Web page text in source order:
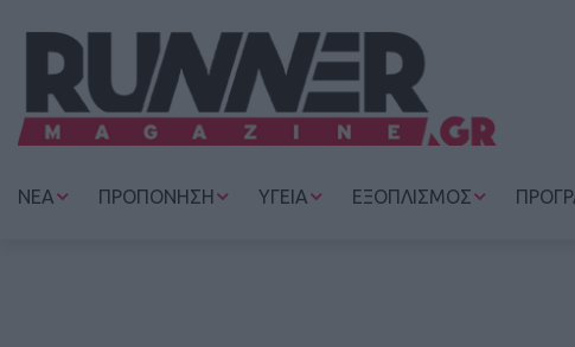
ΝΕΑ ΠΡΟΠΟΝΗΣΗ ΥΓΕΙΑ ΕΞΟΠΛΙΣΜΟΣ